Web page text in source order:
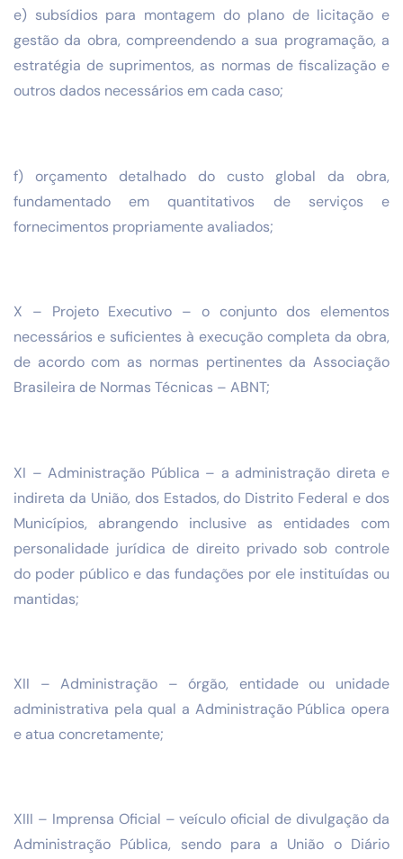
e) subsídios para montagem do plano de licitação e
gestão da obra, compreendendo a sua programação, a
estratégia de suprimentos, as normas de fiscalização e
outros dados necessários em cada caso;
f) orçamento detalhado do custo global da obra,
fundamentado em quantitativos de serviços e
fornecimentos propriamente avaliados;
X – Projeto Executivo – o conjunto dos elementos
necessários e suficientes à execução completa da obra,
de acordo com as normas pertinentes da Associação
Brasileira de Normas Técnicas – ABNT;
XI – Administração Pública – a administração direta e
indireta da União, dos Estados, do Distrito Federal e dos
Municípios, abrangendo inclusive as entidades com
personalidade jurídica de direito privado sob controle
do poder público e das fundações por ele instituídas ou
mantidas;
XII – Administração – órgão, entidade ou unidade
administrativa pela qual a Administração Pública opera
e atua concretamente;
XIII – Imprensa Oficial – veículo oficial de divulgação da
Administração Pública, sendo para a União o Diário